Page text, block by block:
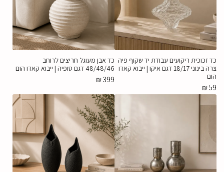
כד זכוכית ריקועים עבודת יד שקוף פיה
צרה בינוני 18/17 דגם איקו | ייבוא קאדו
הום
₪59
כד אבן מעוגל חריצים לרוחב
48/48/46 דגם סופיה | ייבוא קאדו הום
₪399